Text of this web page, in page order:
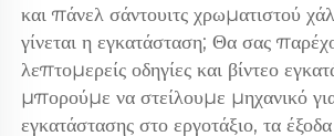
και πάνελ σάντουιτς χρωματιστού
γίνεται η εγκατάσταση; Θα σας
λεπτομερείς οδηγίες και βίντεο
μπορούμε να στείλουμε μηχανικό
εγκατάστασης στο εργοτάξιο, τα